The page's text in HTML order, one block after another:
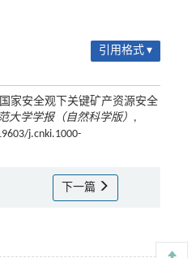
引用格式 ▾
家安全观下关键矿产资源安全
大学学报（自然科学版） ,
j.cnki.1000-
下一篇